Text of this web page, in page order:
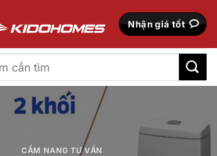
Nhận giá tốt
CẨM NANG TƯ VẤN